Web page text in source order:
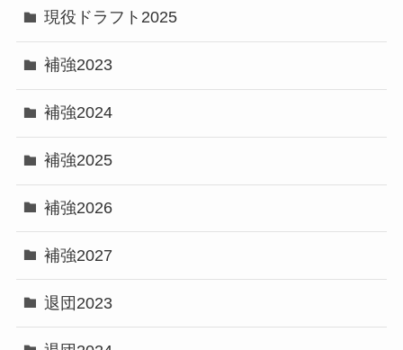
現役ドラフト2025
補強2023
補強2024
補強2025
補強2026
補強2027
退団2023